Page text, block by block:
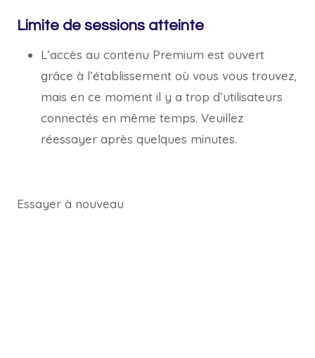
Limite de sessions atteinte
L’accès au contenu Premium est ouvert
grâce à l’établissement où vous vous trouvez,
mais en ce moment il y a trop d’utilisateurs
connectés en même temps. Veuillez
réessayer après quelques minutes.
Essayer à nouveau